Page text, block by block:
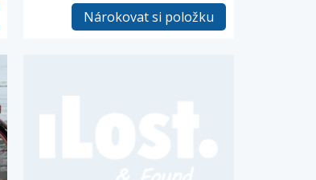
Nárokovat si položku